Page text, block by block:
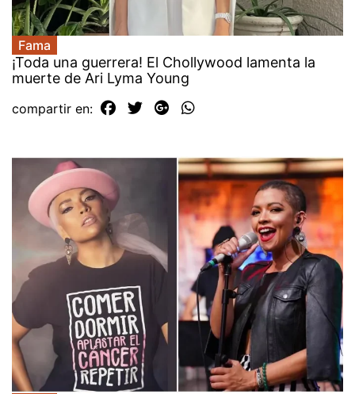
Fama
¡Toda una guerrera! El Chollywood lamenta la
muerte de Ari Lyma Young
compartir en: